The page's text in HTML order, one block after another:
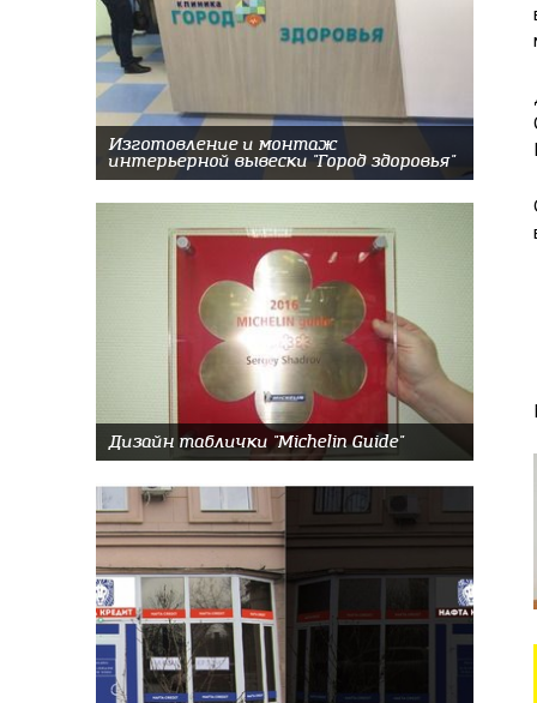
Изготовление и монтаж
интерьерной вывески "Город здоровья"
Дизайн таблички "Michelin Guide"